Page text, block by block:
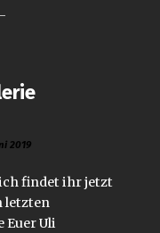
2019
findet ihr jetzt
letzten
Euer Uli